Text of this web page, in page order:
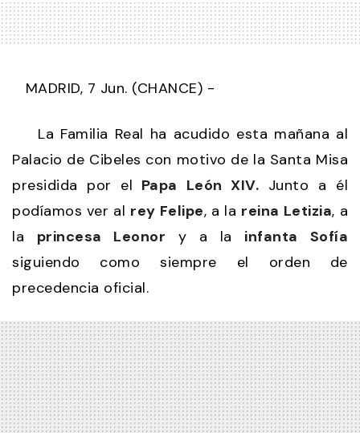
MADRID, 7 Jun. (CHANCE) -
La Familia Real ha acudido esta mañana al
Palacio de Cibeles con motivo de la Santa Misa
presidida por el Papa León XIV. Junto a él
podíamos ver al rey Felipe, a la reina Letizia, a
la princesa Leonor y a la infanta Sofía
siguiendo como siempre el orden de
precedencia oficial.